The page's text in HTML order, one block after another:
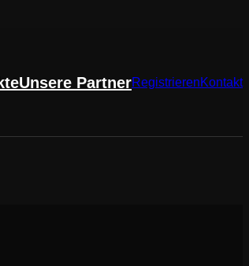
Unsere PartnerRegistrierenKontakt